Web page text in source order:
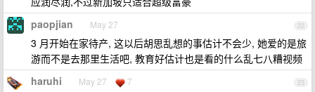
22
paopjian May 27
3 月开始在家待产, 这以后胡思乱想的事估计不会少, 她爱的是旅
游而不是去那里生活吧, 教育好估计也是看的什么乱七八糟视频
23
haruhi May 27 7